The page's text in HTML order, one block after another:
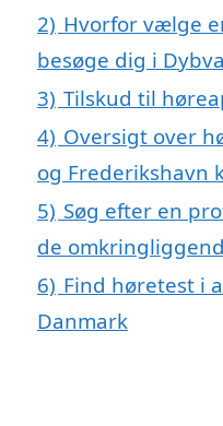
2) Hvorfor vælge
besøge dig i
3) Tilskud til
4) Oversigt over
og Frederikshavn
5) Søg efter en
de
6) Find høretest i
Danmark